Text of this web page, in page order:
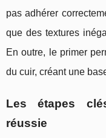
pas adhérer
que des textures
En outre, le primer
du cuir, créant une
Les étapes
réussie